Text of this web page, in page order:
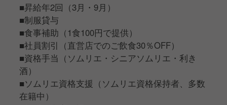
■昇給年2回（3月・9月）
■制服貸与
■食事補助（1食100円で提供）
■社員割引（直営店でのご飲食30％OFF）
■資格手当（ソムリエ・シニアソムリエ・利き
酒）
■ソムリエ資格支援（ソムリエ資格保持者、多数
在籍中）